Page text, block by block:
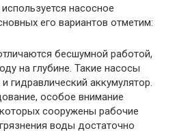
насосное
его вариантов отметим:
бесшумной работой,
на глубине. Такие насосы
гидравлический аккумулятор.
особое внимание
сооружены рабочие
воды достаточно